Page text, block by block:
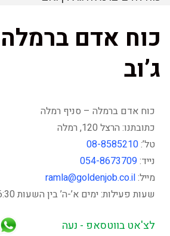
כוח אדם ברמלה
ג’וב
כוח אדם ברמלה – סניף רמלה
כתובתנו: הרצל 120, רמלה
טל’:08-8585210
נייד:054-8673709
מייל:ramla@goldenjob.co.il
שעות פעילות: ימים א’-ה’ בין השעות 08:00-16:30
לצ'אט בווטסאפ - נעה